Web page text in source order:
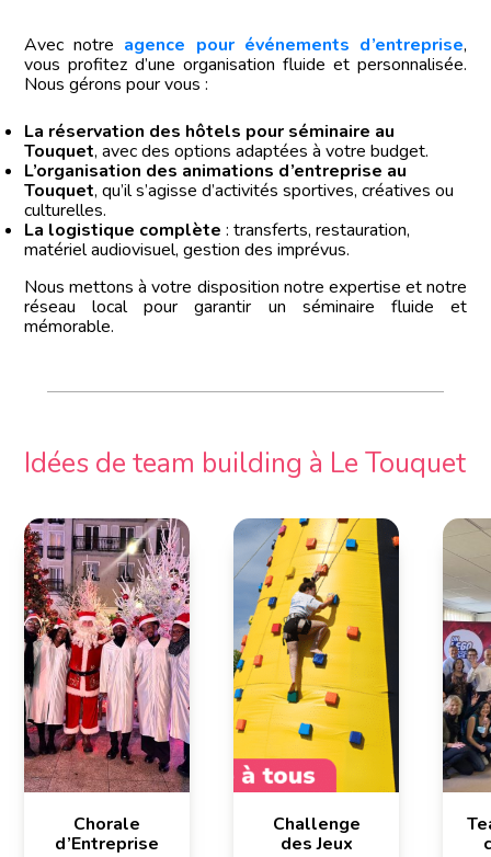
Avec notre agence pour événements d’entreprise,
vous profitez d’une organisation fluide et personnalisée.
Nous gérons pour vous :
La réservation des hôtels pour séminaire au
Touquet, avec des options adaptées à votre budget.
L’organisation des animations d’entreprise au
Touquet, qu’il s’agisse d’activités sportives, créatives ou
culturelles.
La logistique complète : transferts, restauration,
matériel audiovisuel, gestion des imprévus.
Nous mettons à votre disposition notre expertise et notre
réseau local pour garantir un séminaire fluide et
mémorable.
Idées de team building à Le Touquet
Chorale
d’Entreprise
Challenge
des Jeux